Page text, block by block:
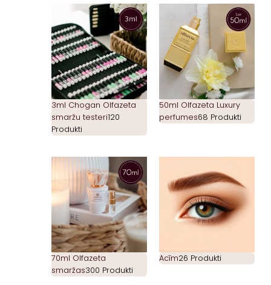
3ml Chogan Olfazeta
smaržu testeri120
Produkti
50ml Olfazeta Luxury
perfumes68 Produkti
70ml Olfazeta
smaržas300 Produkti
Acīm26 Produkti